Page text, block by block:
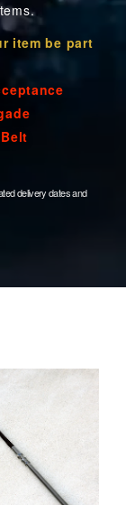
item be part
delivery dates and